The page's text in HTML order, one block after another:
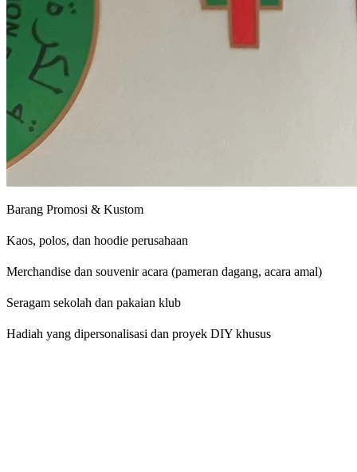
Barang Promosi & Kustom
Kaos, polos, dan hoodie perusahaan
Merchandise dan souvenir acara (pameran dagang, acara amal)
Seragam sekolah dan pakaian klub
Hadiah yang dipersonalisasi dan proyek DIY khusus